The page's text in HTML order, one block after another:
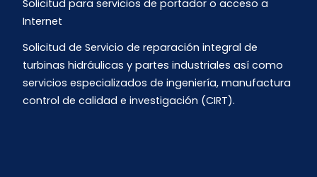
Solicitud para servicios de portador o acceso a
Internet
Solicitud de Servicio de reparación integral de
turbinas hidráulicas y partes industriales así como
servicios especializados de ingeniería, manufactura
control de calidad e investigación (CIRT).